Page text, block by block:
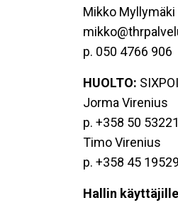
Mikko Myllymäki
p. 050 4766 906
HUOLTO:
Jorma Virenius
p. +358 50
Timo Virenius
p. +358 45
Hallin